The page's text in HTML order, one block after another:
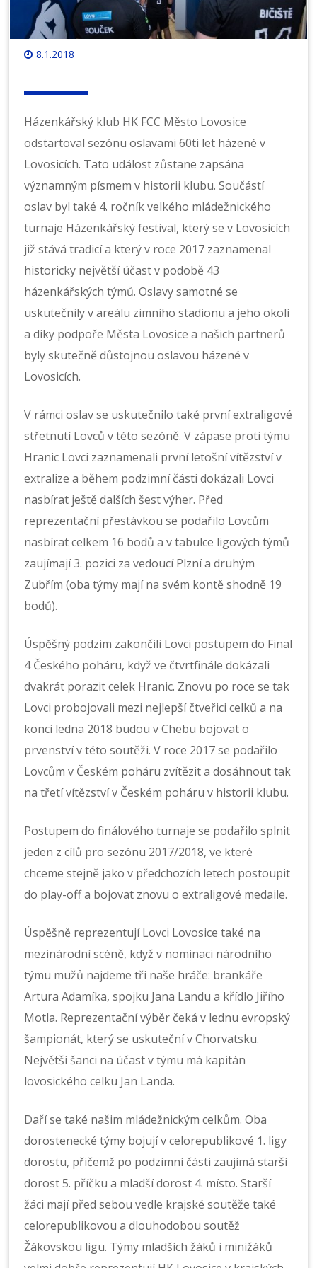
8.1.2018
Házenkářský klub HK FCC Město Lovosice
odstartoval sezónu oslavami 60ti let házené v
Lovosicích. Tato událost zůstane zapsána
významným písmem v historii klubu. Součástí
oslav byl také 4. ročník velkého mládežnického
turnaje Házenkářský festival, který se v Lovosicích
již stává tradicí a který v roce 2017 zaznamenal
historicky největší účast v podobě 43
házenkářských týmů. Oslavy samotné se
uskutečnily v areálu zimního stadionu a jeho okolí
a díky podpoře Města Lovosice a našich partnerů
byly skutečně důstojnou oslavou házené v
Lovosicích.
V rámci oslav se uskutečnilo také první extraligové
střetnutí Lovců v této sezóně. V zápase proti týmu
Hranic Lovci zaznamenali první letošní vítězství v
extralize a během podzimní části dokázali Lovci
nasbírat ještě dalších šest výher. Před
reprezentační přestávkou se podařilo Lovcům
nasbírat celkem 16 bodů a v tabulce ligových týmů
zaujímají 3. pozici za vedoucí Plzní a druhým
Zubřím (oba týmy mají na svém kontě shodně 19
bodů).
Úspěšný podzim zakončili Lovci postupem do Final
4 Českého poháru, když ve čtvrtfinále dokázali
dvakrát porazit celek Hranic. Znovu po roce se tak
Lovci probojovali mezi nejlepší čtveřici celků a na
konci ledna 2018 budou v Chebu bojovat o
prvenství v této soutěži. V roce 2017 se podařilo
Lovcům v Českém poháru zvítězit a dosáhnout tak
na třetí vítězství v Českém poháru v historii klubu.
Postupem do finálového turnaje se podařilo splnit
jeden z cílů pro sezónu 2017/2018, ve které
chceme stejně jako v předchozích letech postoupit
do play-off a bojovat znovu o extraligové medaile.
Úspěšně reprezentují Lovci Lovosice také na
mezinárodní scéně, když v nominaci národního
týmu mužů najdeme tři naše hráče: brankáře
Artura Adamíka, spojku Jana Landu a křídlo Jiřího
Motla. Reprezentační výběr čeká v lednu evropský
šampionát, který se uskuteční v Chorvatsku.
Největší šanci na účast v týmu má kapitán
lovosického celku Jan Landa.
Daří se také našim mládežnickým celkům. Oba
dorostenecké týmy bojují v celorepublikové 1. ligy
dorostu, přičemž po podzimní části zaujímá starší
dorost 5. příčku a mladší dorost 4. místo. Starší
žáci mají před sebou vedle krajské soutěže také
celorepublikovou a dlouhodobou soutěž
Žákovskou ligu. Týmy mladších žáků i minižáků